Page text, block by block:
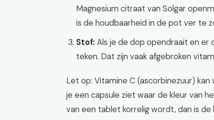
Magnesium citraat van Solgar
is de houdbaarheid in de pot ver te
Stof: Als je de dop opendraait en er
teken. Dat zijn vaak afgebroken
Let op: Vitamine C (ascorbinezuur)
je een capsule ziet waar de kleur van
van een tablet korrelig wordt, dan is